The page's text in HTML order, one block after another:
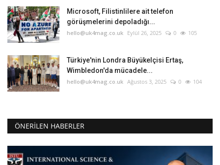
Dilim
English Turkish
Microsoft, Filistinlilere ait telefon
görüşmelerini depoladığı...
hello@uk4mag.co.uk Eylül 26, 2025 0 105
Türkiye'nin Londra Büyükelçisi Ertaş,
Wimbledon'da mücadele...
hello@uk4mag.co.uk Ağustos 3, 2025 0 104
ÖNERILEN HABERLER